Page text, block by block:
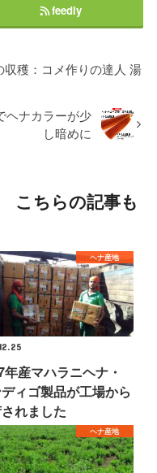
feedly
穫：コメ作りの達人 湯
ヘナカラーが少
し暗めに
こちらの記事も
ヘナ産地
年産マハラニヘナ・
ィゴ製品が工場から
れました
ヘナ産地